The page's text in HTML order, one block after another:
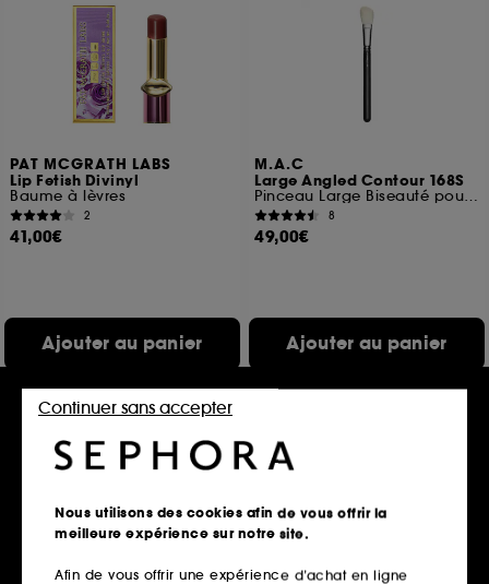
PAT MCGRATH LABS
Lip Fetish Divinyl
Baume à lèvres
2
41,00€
Ajouter au panier
M.A.C
Large Angled Contour 168S
Pinceau Large Biseauté pour Modeler
8
49,00€
Ajouter au panier
Nous utilisons des cookies afin de vous offrir la
meilleure expérience sur notre site.
Afin de vous offrir une expérience d’achat en ligne
Continuer sans accepter